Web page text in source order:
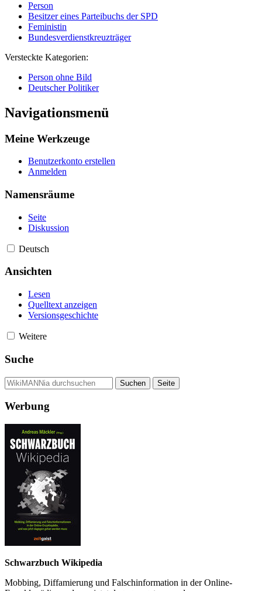
Person
Besitzer eines Parteibuchs der SPD
Feministin
Bundesverdienstkreuzträger
Versteckte Kategorien:
Person ohne Bild
Deutscher Politiker
Navigationsmenü
Meine Werkzeuge
Benutzerkonto erstellen
Anmelden
Namensräume
Seite
Diskussion
Deutsch
Ansichten
Lesen
Quelltext anzeigen
Versionsgeschichte
Weitere
Suche
Werbung
Schwarzbuch Wikipedia
Mobbing, Diffamierung und Falsch­information in der Online-